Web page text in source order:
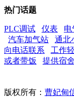
热门话题
PLC调试 仪表 电
汽车加气站
通北
向电话联系
工作
或者带饭
提供宿舍
版权所有： 曹妃甸